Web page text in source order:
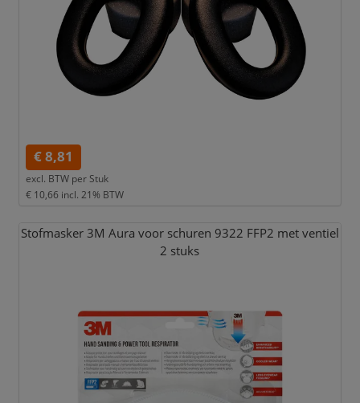
€ 8,81
excl. BTW per Stuk
€ 10,66 incl. 21% BTW
Stofmasker 3M Aura voor schuren 9322 FFP2 met ventiel
2 stuks